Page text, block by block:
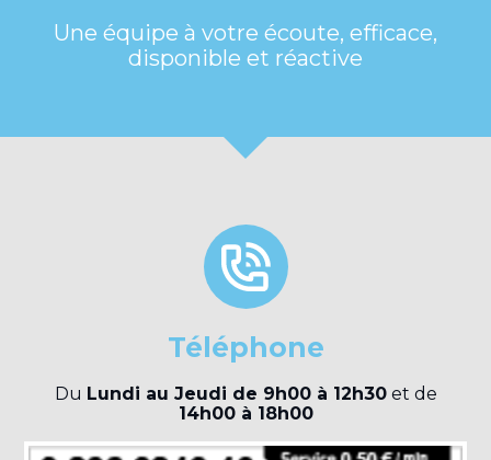
Une équipe à votre écoute, efficace,
disponible et réactive
Téléphone
Du Lundi au Jeudi de 9h00 à 12h30et de
14h00 à 18h00